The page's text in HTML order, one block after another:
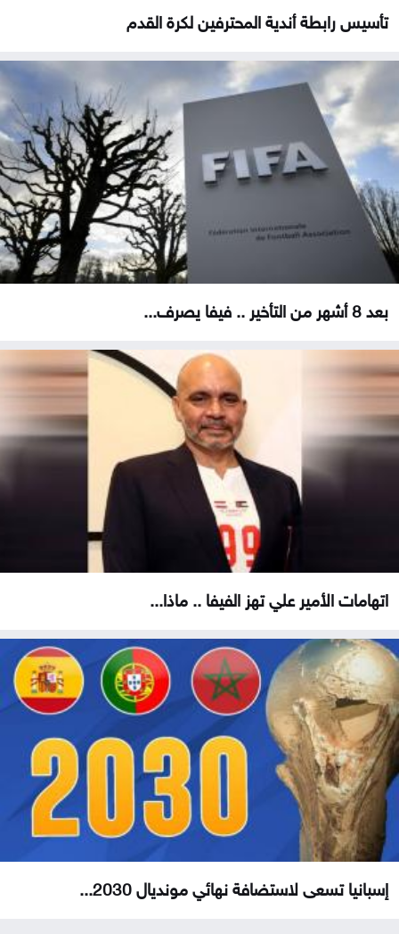
تأسيس رابطة أندية المحترفين لكرة القدم
بعد 8 أشهر من التأخير .. فيفا يصرف...
اتهامات الأمير علي تهز الفيفا .. ماذا...
إسبانيا تسعى لاستضافة نهائي مونديال 2030...